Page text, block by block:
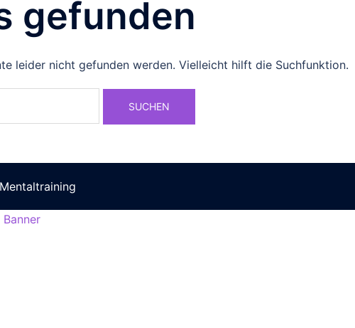
gefunden
leider nicht gefunden werden. Vielleicht hilft die Suchfunktion.